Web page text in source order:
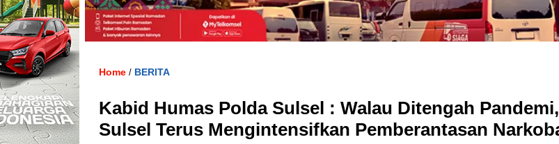
Home / BERITA
Kabid Humas Polda Sulsel : Walau Ditengah
Sulsel Terus Mengintensifkan Pemberantasan